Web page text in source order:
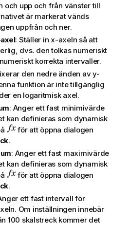
och upp och från vänster till
är markerat vänds
uppfrån och ner.
: Ställer in x-axeln så att
dvs. den tolkas numeriskt
korrekta intervaller.
den nedre änden av y-
funktion är inte tillgänglig
en logaritmisk axel.
: Anger ett fast minimivärde
kan definieras som dynamisk
för att öppna dialogen
.
: Anger ett fast maximivärde
kan definieras som dynamisk
för att öppna dialogen
.
ett fast intervall för
Om inställningen innebär
100 skalstreck kommer det